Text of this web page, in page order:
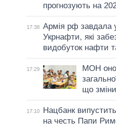
прогнозують на
17:38 Армія рф завдала
Укрнафти, які
видобуток нафти
17:29
МОН
що
17:10
Нацбанк
на честь Папи